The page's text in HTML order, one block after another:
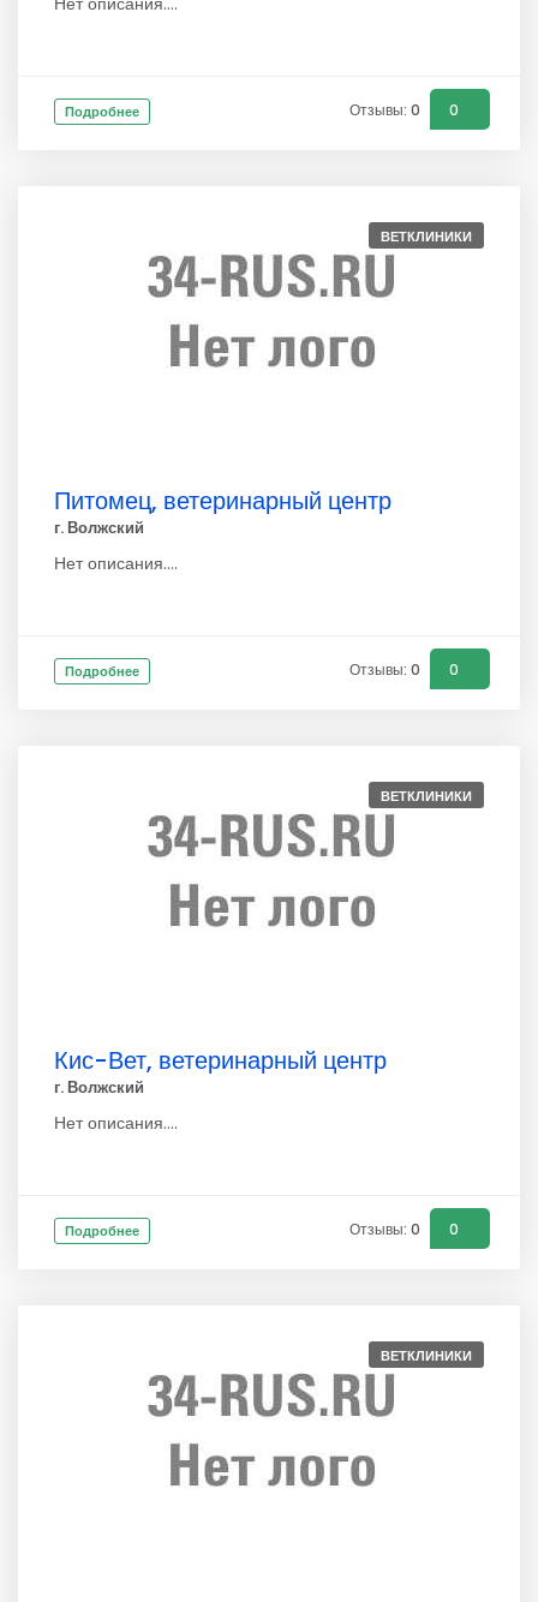
Подробнее Отзывы: 0 0
ВЕТКЛИНИКИ
Питомец, ветеринарный центр
г. Волжский
Нет описания....
Подробнее Отзывы: 0 0
ВЕТКЛИНИКИ
Кис-Вет, ветеринарный центр
г. Волжский
Нет описания....
Подробнее Отзывы: 0 0
ВЕТКЛИНИКИ